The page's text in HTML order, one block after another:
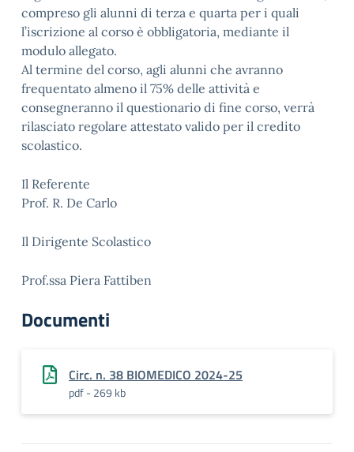
compreso gli alunni di terza e quarta per i quali
l’iscrizione al corso è obbligatoria, mediante il
modulo allegato.
Al termine del corso, agli alunni che avranno
frequentato almeno il 75% delle attività e
consegneranno il questionario di fine corso, verrà
rilasciato regolare attestato valido per il credito
scolastico.
Il Referente
Prof. R. De Carlo
Il Dirigente Scolastico
Prof.ssa Piera Fattiben
Documenti
Circ. n. 38 BIOMEDICO 2024-25
pdf - 269 kb